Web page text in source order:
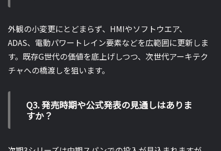
外観の小変更にとどまらず、HMIやソフトウエア、
ADAS、電動パワートレイン要素などを広範囲に更新しま
す。既存G世代の価値を底上げしつつ、次世代アーキテク
チャへの橋渡しを狙います。
Q3. 発売時期や公式発表の見通しはありま
すか？